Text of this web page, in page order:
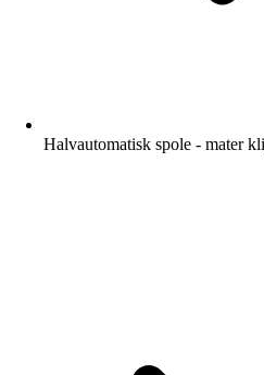
Halvautomatisk spole - mater